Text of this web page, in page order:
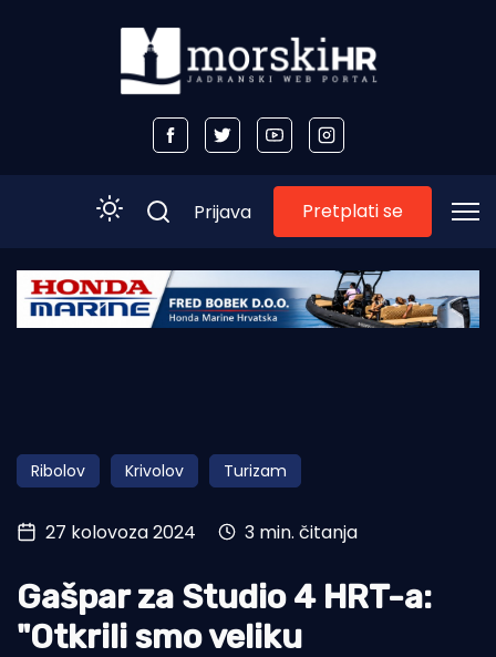
Početna
Obala
Otoci
Turizam i nautika
Pomorstvo
Ribolov
Prijava Pretplati se
Ribolov Krivolov Turizam
27 kolovoza 2024 3 min. čitanja
Gašpar za Studio 4 HRT-a:
"Otkrili smo veliku